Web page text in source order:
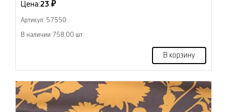
Цена:23 ₽
Артикул: 57550
В наличии 758.00 шт
В корзину